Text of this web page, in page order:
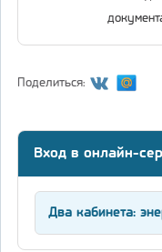
Поделиться:
Вход в онлайн-
Два кабинета: